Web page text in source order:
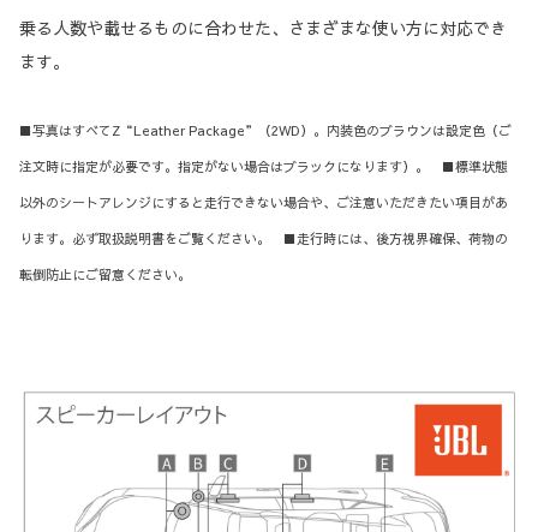
乗る人数や載せるものに合わせた、さまざまな使い方に対応でき
ます。
■写真はすべてZ“Leather Package”（2WD）。内装色のブラウンは設定色（ご
注文時に指定が必要です。指定がない場合はブラックになります）。 ■標準状態
以外のシートアレンジにすると走行できない場合や、ご注意いただきたい項目があ
ります。必ず取扱説明書をご覧ください。 ■走行時には、後方視界確保、荷物の
転倒防止にご留意ください。